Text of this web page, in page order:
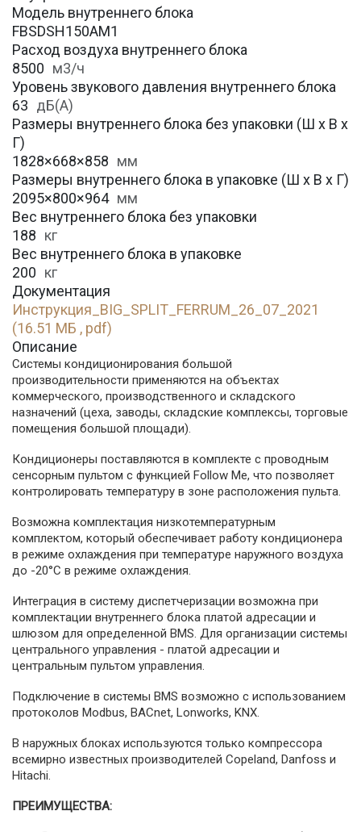
Модель внутреннего блока
FBSDSH150AM1
Расход воздуха внутреннего блока
8500 м3/ч
Уровень звукового давления внутреннего блока
63 дБ(А)
Размеры внутреннего блока без упаковки (Ш х В х
Г)
1828×668×858 мм
Размеры внутреннего блока в упаковке (Ш х В х Г)
2095×800×964 мм
Вес внутреннего блока без упаковки
188 кг
Вес внутреннего блока в упаковке
200 кг
Документация
Инструкция_BIG_SPLIT_FERRUM_26_07_2021
(16.51 МБ , pdf)
Описание
Системы кондиционирования большой
производительности применяются на объектах
коммерческого, производственного и складского
назначений (цеха, заводы, складские комплексы, торговые
помещения большой площади).
Кондиционеры поставляются в комплекте с проводным
сенсорным пультом с функцией Follow Me, что позволяет
контролировать температуру в зоне расположения пульта.
Возможна комплектация низкотемпературным
комплектом, который обеспечивает работу кондиционера
в режиме охлаждения при температуре наружного воздуха
до -20°С в режиме охлаждения.
Интеграция в систему диспетчеризации возможна при
комплектации внутреннего блока платой адресации и
шлюзом для определенной BMS. Для организации системы
центрального управления - платой адресации и
центральным пультом управления.
Подключение в системы BMS возможно с использованием
протоколов Modbus, BACnet, Lonworks, KNX.
В наружных блоках используются только компрессора
всемирно известных производителей Copeland, Danfoss и
Hitachi.
ПРЕИМУЩЕСТВА: